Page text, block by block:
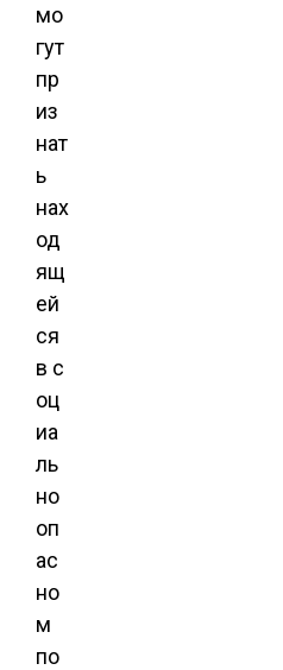
мо
гут
пр
из
нат
ь
нах
од
ящ
ей
ся
в с
оц
иа
ль
но
оп
ас
но
м
по